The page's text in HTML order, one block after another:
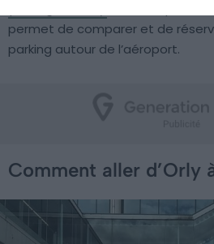
permet de comparer et de
parking autour de l’aéroport.
Comment aller d’Orly